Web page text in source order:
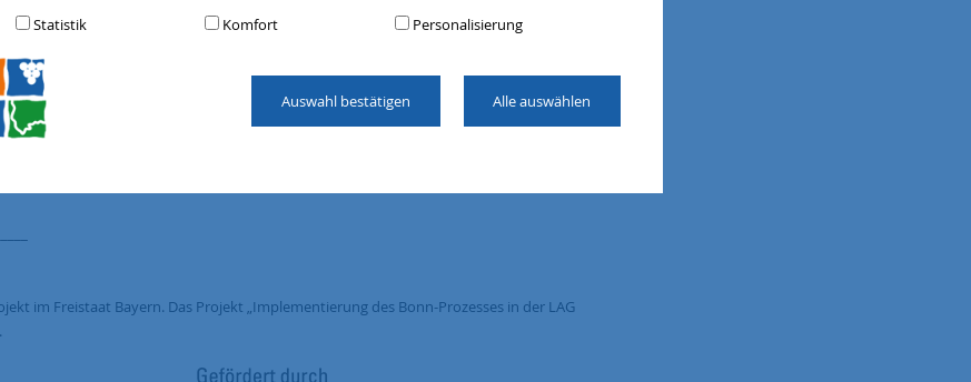
Statistik Komfort Personalisierung
Auswahl bestätigen Alle auswählen
ihren
einen
es
Fragen
im Freistaat Bayern. Das Projekt „Implementierung des Bonn-Prozesses in der LAG